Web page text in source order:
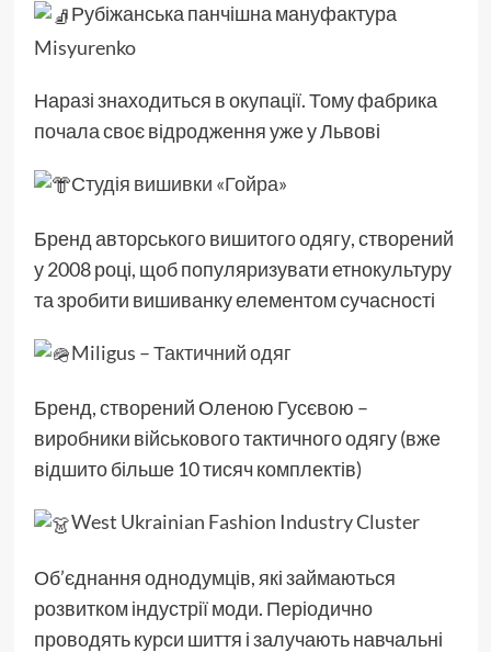
Рубіжанська панчішна мануфактура
Misyurenko
Наразі знаходиться в окупації. Тому фабрика
почала своє відродження уже у Львові
Студія вишивки «Гойра»
Бренд авторського вишитого одягу, створений
у 2008 році, щоб популяризувати етнокультуру
та зробити вишиванку елементом сучасності
Miligus – Тактичний одяг
Бренд, створений Оленою Гусєвою –
виробники військового тактичного одягу (вже
відшито більше 10 тисяч комплектів)
West Ukrainian Fashion Industry Cluster
Об’єднання однодумців, які займаються
розвитком індустрії моди. Періодично
проводять курси шиття і залучають навчальні